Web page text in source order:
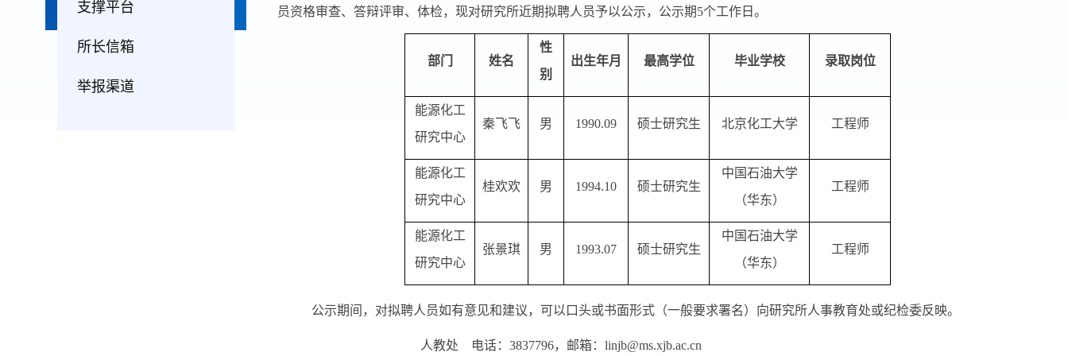
支撑平台
所长信箱
举报渠道
员资格审查、答辩评审、体检，现对研究所近期拟聘人员予以公示，公示期5个工作日。
部门 姓名
性
别
出生年月 最高学位 毕业学校 录取岗位
能源化工
研究中心
秦飞飞 男 1990.09 硕士研究生 北京化工大学 工程师
能源化工
研究中心
桂欢欢 男 1994.10 硕士研究生
中国石油大学
（华东）
工程师
能源化工
研究中心
张景琪 男 1993.07 硕士研究生
中国石油大学
（华东）
工程师
公示期间，对拟聘人员如有意见和建议，可以口头或书面形式（一般要求署名）向研究所人事教育处或纪检委反映。
人教处 电话：3837796，邮箱：linjb@ms.xjb.ac.cn